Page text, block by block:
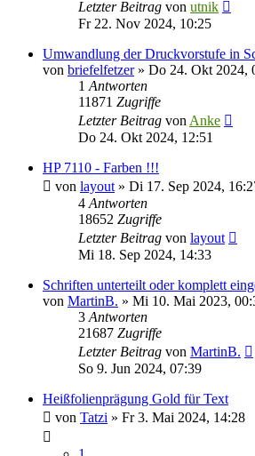
Letzter Beitrag von utnik
Fr 22. Nov 2024, 10:25
Umwandlung der Druckvorstufe in
von briefelfetzer» Do 24. Okt 2024,
1 Antworten
11871 Zugriffe
Letzter Beitrag von Anke
Do 24. Okt 2024, 12:51
HP 7110 - Farben !!!
von layout » Di 17. Sep 2024,
4 Antworten
18652 Zugriffe
Letzter Beitrag von layout
Mi 18. Sep 2024, 14:33
Schriften unterteilt oder komplett
von MartinB. » Mi 10. Mai 2023,
3 Antworten
21687 Zugriffe
Letzter Beitrag von MartinB.
So 9. Jun 2024, 07:39
Heißfolienprägung Gold für Text
von Tatzi » Fr 3. Mai 2024, 14:28